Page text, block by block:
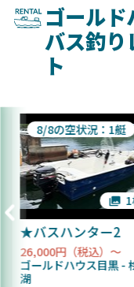
ゴールド
バス釣り
ト
★バスハンター2
26,000円（税込）～
ゴールドハウス目黒
湖
8/8の空状況：1艇